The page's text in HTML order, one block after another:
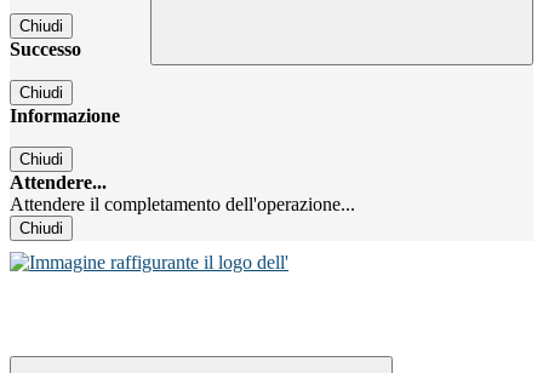
Chiudi
Successo
Chiudi
Informazione
Chiudi
Attendere...
Attendere il completamento dell'operazione...
Chiudi